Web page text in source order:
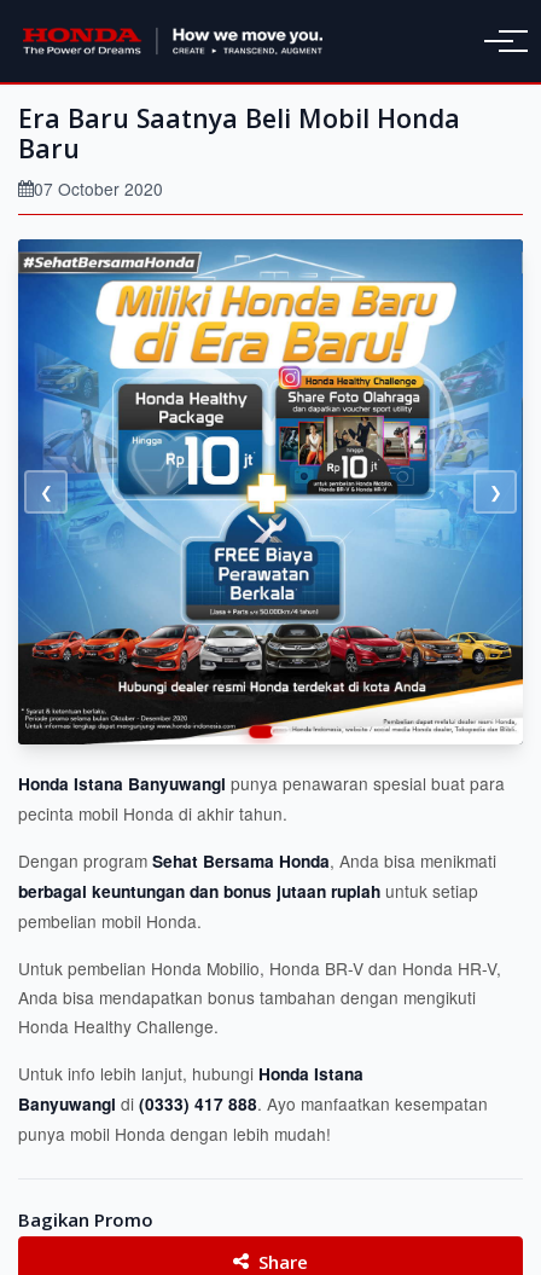
Era Baru Saatnya Beli Mobil Honda
Baru
07 October 2020
❮ ❯
Honda Istana Banyuwangi punya penawaran spesial buat para
pecinta mobil Honda di akhir tahun.
Dengan program Sehat Bersama Honda, Anda bisa menikmati
berbagai keuntungan dan bonus jutaan rupiah untuk setiap
pembelian mobil Honda.
Untuk pembelian Honda Mobilio, Honda BR-V dan Honda HR-V,
Anda bisa mendapatkan bonus tambahan dengan mengikuti
Honda Healthy Challenge.
Untuk info lebih lanjut, hubungi Honda Istana
Banyuwangi di (0333) 417 888. Ayo manfaatkan kesempatan
punya mobil Honda dengan lebih mudah!
Bagikan Promo
Share